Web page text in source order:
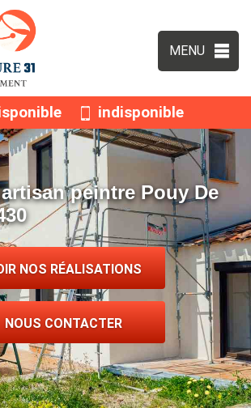
MENU
indisponible
peintre Pouy De
NOS RÉALISATIONS
NOUS CONTACTER